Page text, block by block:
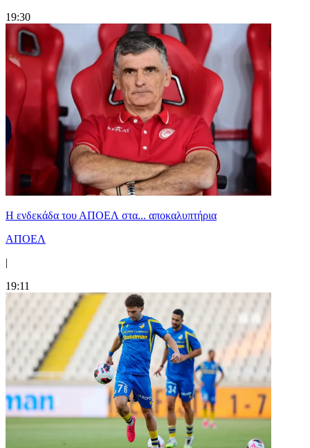
19:30
Η ενδεκάδα του ΑΠΟΕΛ στα... αποκαλυπτήρια
ΑΠΟΕΛ
|
19:11